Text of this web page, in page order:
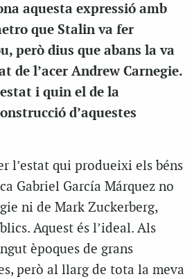
aquesta expressió amb
que Stalin va fer
però dius que abans la va
de l’acer Andrew Carnegie.
i quin el de la
d’aquestes
l’estat qui produeixi els béns
Gabriel García Márquez no
ni de Mark Zuckerberg,
Aquest és l’ideal. Als
èpoques de grans
però al llarg de tota la meva